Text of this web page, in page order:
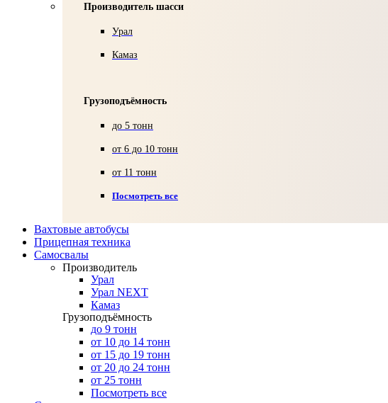
Производитель шасси
Урал
Камаз
Грузоподъёмность
до 5 тонн
от 6 до 10 тонн
от 11 тонн
Посмотреть все
Вахтовые автобусы
Прицепная техника
Самосвалы
Производитель
Урал
Урал NEXT
Камаз
Грузоподъёмность
до 9 тонн
от 10 до 14 тонн
от 15 до 19 тонн
от 20 до 24 тонн
от 25 тонн
Посмотреть все